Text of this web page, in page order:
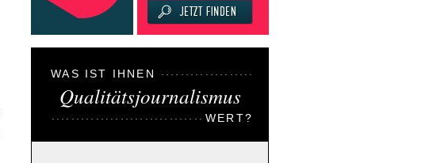
WAS IST IHNEN
Qualitätsjournalismus
WERT?